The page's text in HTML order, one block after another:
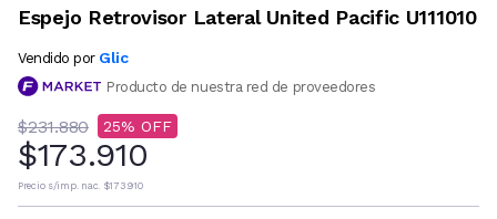
Espejo Retrovisor Lateral United Pacific U111010
Vendido por Glic
Producto de nuestra red de proveedores
$231.880 25
$173.910
Precio s/imp. nac. $173.910